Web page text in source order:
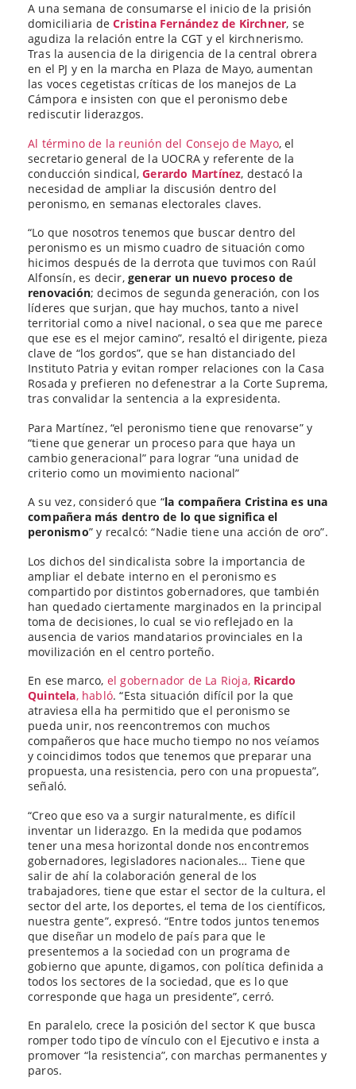
A una semana de consumarse el inicio de la prisión
domiciliaria de Cristina Fernández de Kirchner, se
agudiza la relación entre la CGT y el kirchnerismo.
Tras la ausencia de la dirigencia de la central obrera
en el PJ y en la marcha en Plaza de Mayo, aumentan
las voces cegetistas críticas de los manejos de La
Cámpora e insisten con que el peronismo debe
rediscutir liderazgos.
Al término de la reunión del Consejo de Mayo, el
secretario general de la UOCRA y referente de la
conducción sindical,Gerardo Martínez, destacó la
necesidad de ampliar la discusión dentro del
peronismo, en semanas electorales claves.
“Lo que nosotros tenemos que buscar dentro del
peronismo es un mismo cuadro de situación como
hicimos después de la derrota que tuvimos con Raúl
Alfonsín, es decir, generar un nuevo proceso de
renovación; decimos de segunda generación, con los
líderes que surjan, que hay muchos, tanto a nivel
territorial como a nivel nacional, o sea que me parece
que ese es el mejor camino”, resaltó el dirigente, pieza
clave de “los gordos”, que se han distanciado del
Instituto Patria y evitan romper relaciones con la Casa
Rosada y prefieren no defenestrar a la Corte Suprema,
tras convalidar la sentencia a la expresidenta.
Para Martínez, “el peronismo tiene que renovarse” y
“tiene que generar un proceso para que haya un
cambio generacional” para lograr “una unidad de
criterio como un movimiento nacional”
A su vez, consideró que “la compañera Cristina es una
compañera más dentro de lo que significa el
peronismo” y recalcó: “Nadie tiene una acción de oro”.
Los dichos del sindicalista sobre la importancia de
ampliar el debate interno en el peronismo es
compartido por distintos gobernadores, que también
han quedado ciertamente marginados en la principal
toma de decisiones, lo cual se vio reflejado en la
ausencia de varios mandatarios provinciales en la
movilización en el centro porteño.
En ese marco, el gobernador de La Rioja, Ricardo
Quintela, habló. “Esta situación difícil por la que
atraviesa ella ha permitido que el peronismo se
pueda unir, nos reencontremos con muchos
compañeros que hace mucho tiempo no nos veíamos
y coincidimos todos que tenemos que preparar una
propuesta, una resistencia, pero con una propuesta”,
señaló.
“Creo que eso va a surgir naturalmente, es difícil
inventar un liderazgo. En la medida que podamos
tener una mesa horizontal donde nos encontremos
gobernadores, legisladores nacionales… Tiene que
salir de ahí la colaboración general de los
trabajadores, tiene que estar el sector de la cultura, el
sector del arte, los deportes, el tema de los científicos,
nuestra gente”, expresó. “Entre todos juntos tenemos
que diseñar un modelo de país para que le
presentemos a la sociedad con un programa de
gobierno que apunte, digamos, con política definida a
todos los sectores de la sociedad, que es lo que
corresponde que haga un presidente”, cerró.
En paralelo, crece la posición del sector K que busca
romper todo tipo de vínculo con el Ejecutivo e insta a
promover “la resistencia”, con marchas permanentes y
paros.